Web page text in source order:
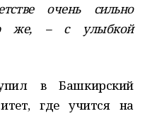
очень сильно
же, – с улыбкой
в Башкирский
где учится на